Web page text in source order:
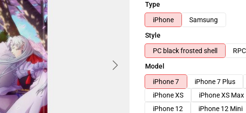
Type
iPhone
Samsung
Style
PC black frosted shell
Model
iPhone 7
iPhone 7 Plus
iPhone XS
iPhone XS Max
iPhone 12
iPhone 12 Mini